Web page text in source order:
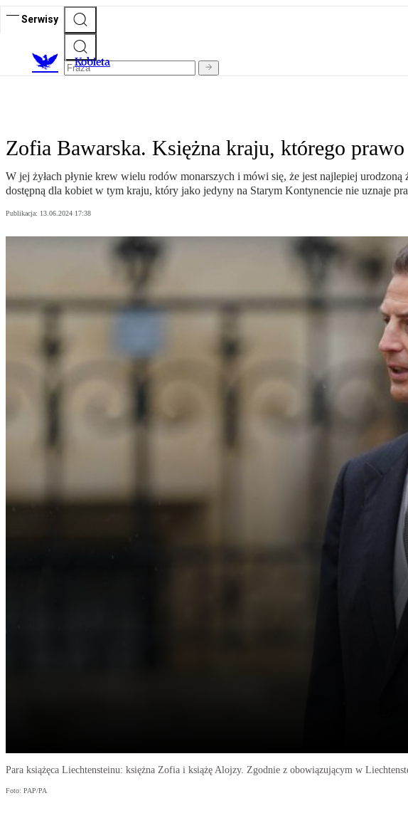
Serwisy
Kobieta
Zofia Bawarska. Księżna kraju, którego
W jej żyłach płynie krew wielu rodów monarszych i mówi się, że jest najlepiej
dostępną dla kobiet w tym kraju, który jako jedyny na Starym Kontynencie nie uznaje
Publikacja: 13.06.2024 17:38
Para książęca Liechtensteinu: księżna Zofia i książę Alojzy. Zgodnie z obowiązującym w
Foto: PAP/PA